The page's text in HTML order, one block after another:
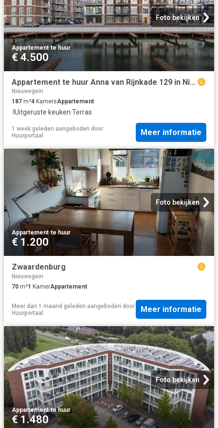
Foto bekijken
Appartement·te huur
€ 4.500
Appartement te huur Anna van Rijnkade 129 in Nieuwegein voor € 4.500
Nieuwegein
187 m²4 KamersAppartement
· IUitgeruste keuken·Terras
1 week geleden aangeboden door
Huurportaal
Meer informatie
Foto bekijken
Appartement·te huur
€ 1.200
Zwaardenburg
Nieuwegein
70 m²1 KamerAppartement
Meer dan 1 maand geleden aangeboden door
Huurportaal
Meer informatie
Foto bekijken
Appartement·te huur
€ 1.480